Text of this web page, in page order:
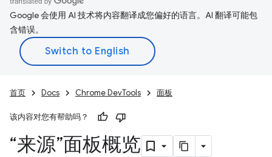
Google 会使用 AI 技术将内容翻译成您偏好的语言。AI 翻译可能包
含错误。
首页 Docs Chrome DevTools 面板
该内容对您有帮助吗？
“来源”面板概览